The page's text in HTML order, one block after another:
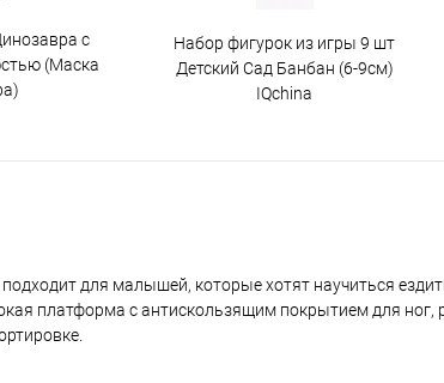
с
(Маска
Набор фигурок из игры 9 шт
Детский Сад Банбан (6-9см)
IQchina
для малышей, которые хотят научиться
платформа с антискользящим покрытием для ног,